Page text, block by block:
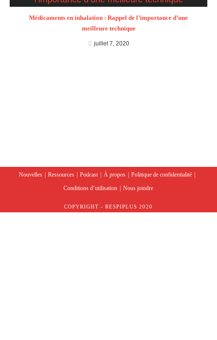
Médicaments en inhalation : Rappel de l’importance d’une
meilleure technique
juillet 7, 2020
Nouvelles Ressources Podcast À propos
Politique de confidentialité
Conditions d’utilisation
Nous joindre
COPYRIGHT - RESPIPLUS 2020